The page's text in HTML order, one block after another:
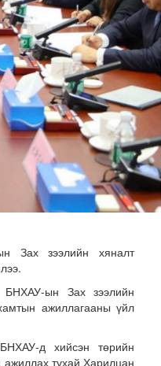
Зах зээлийн хяналт
ын Зах зээлийн
ажиллагааны үйл
д хийсэн төрийн
тухай Харилцан